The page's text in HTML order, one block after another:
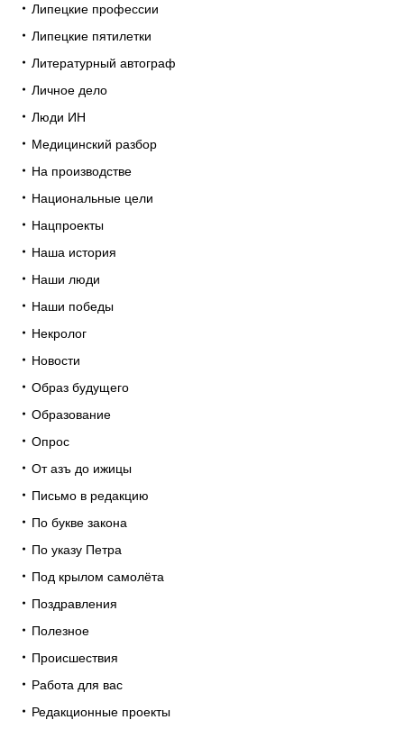
Липецкие профессии
Липецкие пятилетки
Литературный автограф
Личное дело
Люди ИН
Медицинский разбор
На производстве
Национальные цели
Нацпроекты
Наша история
Наши люди
Наши победы
Некролог
Новости
Образ будущего
Образование
Опрос
От азъ до ижицы
Письмо в редакцию
По букве закона
По указу Петра
Под крылом самолёта
Поздравления
Полезное
Происшествия
Работа для вас
Редакционные проекты